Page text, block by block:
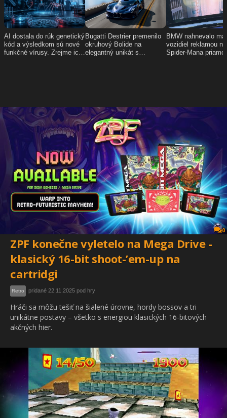
0
ZPF konečne vyletelo na Mega Drive -
klasický 16-bit shoot-’em-up na
cartridgi
Retro pridané 22.11.2025 pod hry
Hráči sa môžu tešiť na šialené úrovne, hordy bossov a tri
unikátne postavy – všetko s energiou klasických 16-bitových
akčných hier.